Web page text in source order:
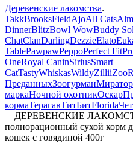
Деревенские лакомства
TakkBrooksFieldAjoAll Cats
DinnerBlitzBowl WowBuddy Sol
ChatClanDarlingDezzieElato
TablePawpawPeppoPerfect Fit
OneRoyal CaninSiriusSmart
CatTastyWhiskasWildyZillii
ПреданныхЗоогурман
маркаНочной охотникОскар
кормаТерагавТитБитFlorida
—ДЕРЕВЕНСКИЕ
полнорационный сухой корм
кошек с говядиной 400г